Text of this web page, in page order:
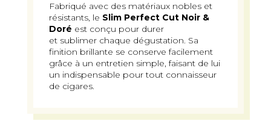
Fabriqué avec des matériaux nobles et
résistants, le Slim Perfect Cut Noir &
Doré est conçu pour durer
et sublimer chaque dégustation. Sa
finition brillante se conserve facilement
grâce à un entretien simple, faisant de lui
un indispensable pour tout connaisseur
de cigares.